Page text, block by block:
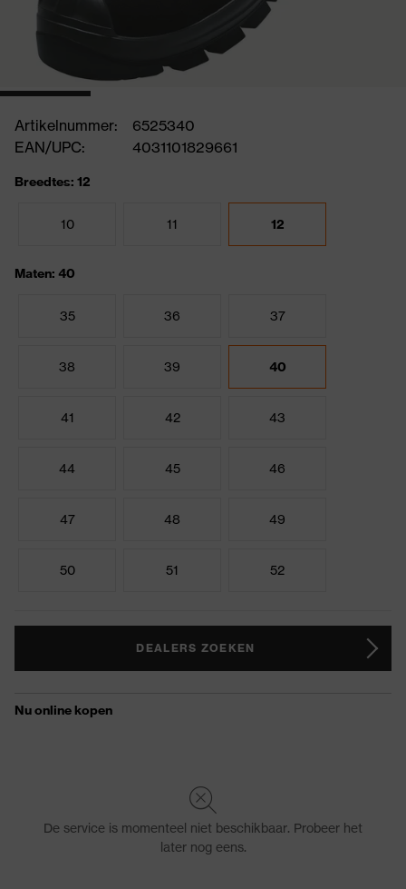
Artikelnummer:
6525340
EAN/UPC:
4031101829661
Breedtes: 12
10 11 12
Maten: 40
35 36 37
38 39 40
41 42 43
44 45 46
47 48 49
50 51 52
DEALERS ZOEKEN